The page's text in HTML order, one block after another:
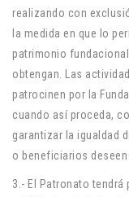
realizando con
la medida en que lo
patrimonio
obtengan. Las
patrocinen por la
cuando así proceda,
garantizar la igualdad
o beneficiarios deseen
3.- El Patronato tendrá